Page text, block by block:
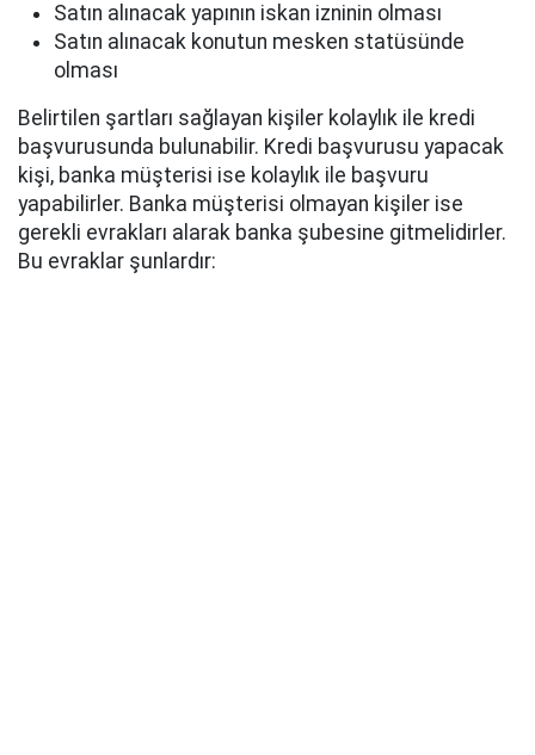
Satın alınacak yapının iskan izninin olması
Satın alınacak konutun mesken statüsünde
olması
Belirtilen şartları sağlayan kişiler kolaylık ile kredi
başvurusunda bulunabilir. Kredi başvurusu yapacak
kişi, banka müşterisi ise kolaylık ile başvuru
yapabilirler. Banka müşterisi olmayan kişiler ise
gerekli evrakları alarak banka şubesine gitmelidirler.
Bu evraklar şunlardır: